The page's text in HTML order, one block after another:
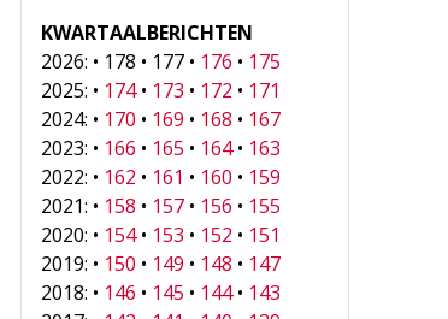
KWARTAALBERICHTEN
2026: • 178 • 177 • 176 • 175
2025: • 174• 173 • 172 • 171
2024: • 170 • 169 • 168 • 167
2023: • 166 • 165 • 164• 163
2022: • 162 • 161 • 160 • 159
2021: • 158 • 157 • 156 • 155
2020: • 154• 153 • 152 • 151
2019: • 150 • 149 • 148 • 147
2018: • 146 • 145 • 144• 143